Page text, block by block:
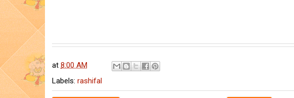
at 8:00 AM
Labels: rashifal